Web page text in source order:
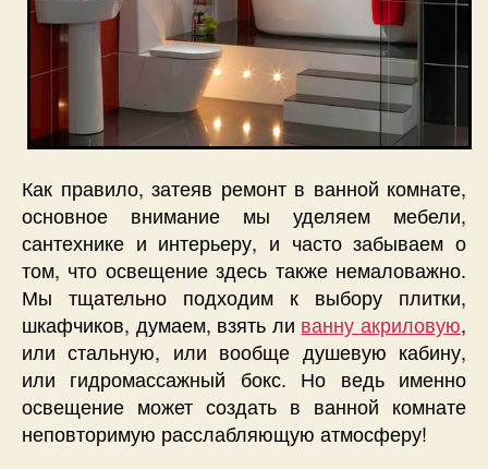
Как правило, затеяв ремонт в ванной комнате,
основное внимание мы уделяем мебели,
сантехнике и интерьеру, и часто забываем о
том, что освещение здесь также немаловажно.
Мы тщательно подходим к выбору плитки,
шкафчиков, думаем, взять ли ванну акриловую,
или стальную, или вообще душевую кабину,
или гидромассажный бокс. Но ведь именно
освещение может создать в ванной комнате
неповторимую расслабляющую атмосферу!